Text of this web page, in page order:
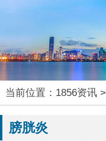
当前位置： 1856资讯>
膀胱炎